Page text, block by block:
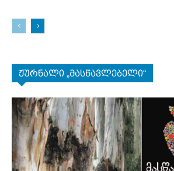
ჟურნალი „მასწავლებელი“